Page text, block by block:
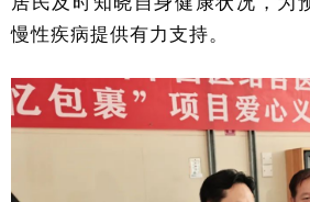
慢性疾病提供有力支持。